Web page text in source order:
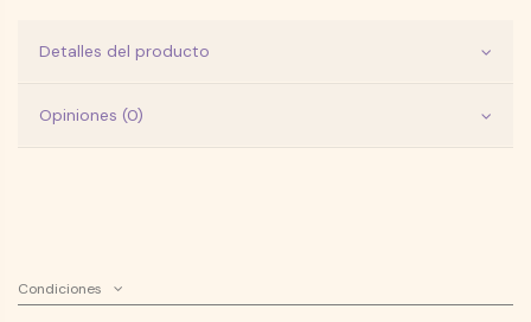
Detalles del producto
Opiniones (0)
Condiciones